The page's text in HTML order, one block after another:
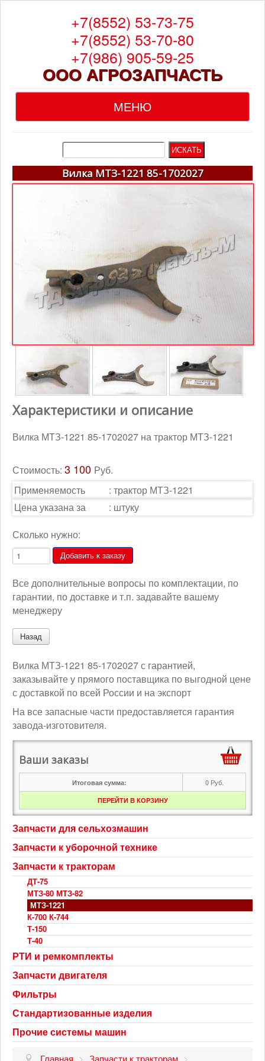
+7(8552) 53-73-75
+7(8552) 53-70-80
+7(986) 905-59-25
ООО АГРОЗАПЧАСТЬ
МЕНЮ
Главная
О компании
Доставка
Контакты
Корзина
Вилка МТЗ-1221 85-1702027
Характеристики и описание
Вилка МТЗ-1221 85-1702027 на трактор МТЗ-1221
Стоимость: 3 100 Руб.
Применяемость
: трактор МТЗ-1221
Цена указана за
: штуку
Сколько нужно:
Все дополнительные вопросы по комплектации, по
гарантии, по доставке и т.п. задавайте вашему
менеджеру
Вилка МТЗ-1221 85-1702027 с гарантией,
заказывайте у прямого поставщика по выгодной цене
с доставкой по всей России и на экспорт
На все запасные части предоставляется гарантия
завода-изготовителя.
Ваши заказы
Итоговая сумма: 0 Руб.
ПЕРЕЙТИ В КОРЗИНУ
Запчасти для сельхозмашин
Запчасти к уборочной технике
Запчасти к тракторам
ДТ-75
МТЗ-80 МТЗ-82
МТЗ-1221
К-700 К-744
Т-150
Т-40
РТИ и ремкомплекты
Запчасти двигателя
Фильтры
Стандартизованные изделия
Прочие системы машин
Главная > Запчасти к тракторам >